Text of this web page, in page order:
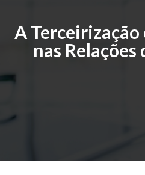
A Terceirização
nas